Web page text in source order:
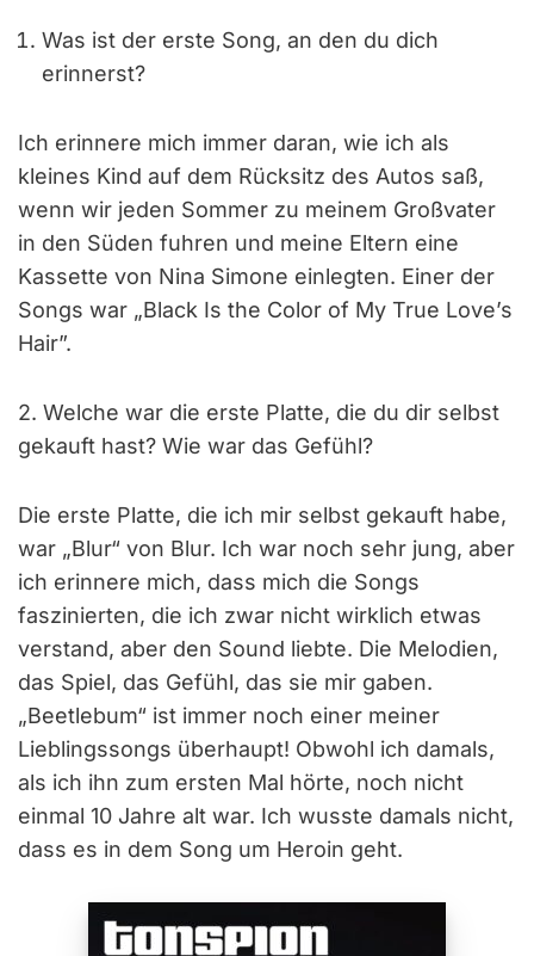
Was ist der erste Song, an den du dich
erinnerst?
Ich erinnere mich immer daran, wie ich als
kleines Kind auf dem Rücksitz des Autos saß,
wenn wir jeden Sommer zu meinem Großvater
in den Süden fuhren und meine Eltern eine
Kassette von Nina Simone einlegten. Einer der
Songs war „Black Is the Color of My True Love’s
Hair”.
2. Welche war die erste Platte, die du dir selbst
gekauft hast? Wie war das Gefühl?
Die erste Platte, die ich mir selbst gekauft habe,
war „Blur“ von Blur. Ich war noch sehr jung, aber
ich erinnere mich, dass mich die Songs
faszinierten, die ich zwar nicht wirklich etwas
verstand, aber den Sound liebte. Die Melodien,
das Spiel, das Gefühl, das sie mir gaben.
„Beetlebum“ ist immer noch einer meiner
Lieblingssongs überhaupt! Obwohl ich damals,
als ich ihn zum ersten Mal hörte, noch nicht
einmal 10 Jahre alt war. Ich wusste damals nicht,
dass es in dem Song um Heroin geht.